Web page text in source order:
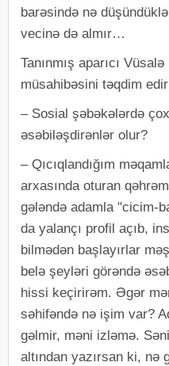
barəsində nə
vecinə də almır…
Tanınmış aparıcı
müsahibəsini təqdim
– Sosial şəbəkələrdə
əsəbiləşdirənlər olur?
– Qıcıqlandığım
arxasında oturan
gələndə adamla "cicim-
da yalançı profil açıb,
bilmədən başlayırlar
belə şeyləri görəndə
hissi keçirirəm. Əgər
səhifəndə nə işim var?
gəlmir, məni izləmə.
altından yazırsan ki, nə